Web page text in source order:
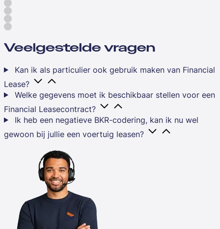
Veelgestelde vragen
Kan ik als particulier ook gebruik maken van Financial
Lease?
Welke gegevens moet ik beschikbaar stellen voor een
Financial Leasecontract?
Ik heb een negatieve BKR-codering, kan ik nu wel
gewoon bij jullie een voertuig leasen?